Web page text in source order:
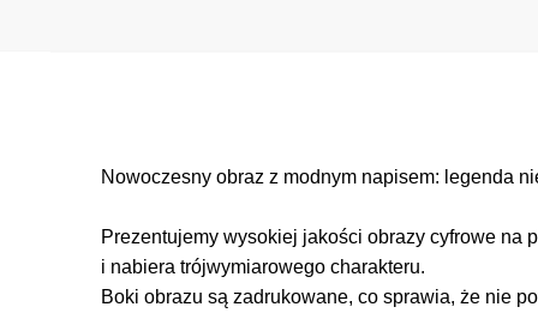
Nowoczesny obraz z modnym napisem: legenda
Prezentujemy wysokiej jakości obrazy cyfrowe na
i nabiera trójwymiarowego charakteru.
Boki obrazu są zadrukowane, co sprawia, że nie